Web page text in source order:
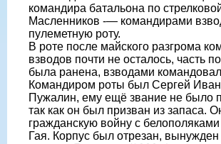
командира батальона по
Масленников -— командирами
пулеметную роту.
В роте после майского разгрома
взводов почти не осталось, часть
была ранена, взводами
Командиром роты был Сергей
Пужалин, ему ещё звание не было
так как он был призван из запаса.
гражданскую войну с
Гая. Корпус был отрезан,